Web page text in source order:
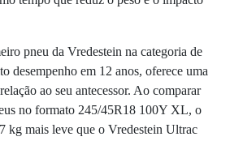
pneu da Vredestein na categoria de
desempenho em 12 anos, oferece uma
ao seu antecessor. Ao comparar
no formato 245/45R18 100Y XL, o
kg mais leve que o Vredestein Ultrac